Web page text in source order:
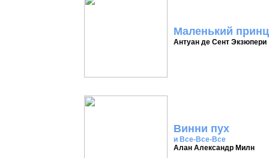
Маленький принц
Антуан де Сент Экзюпери
Винни пух
и Все-Все-Все
Алан Александр Милн